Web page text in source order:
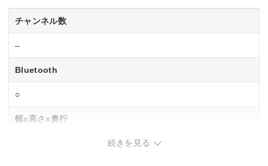
チャンネル数
–
Bluetooth
○
幅x高さx奥行
続きを見る